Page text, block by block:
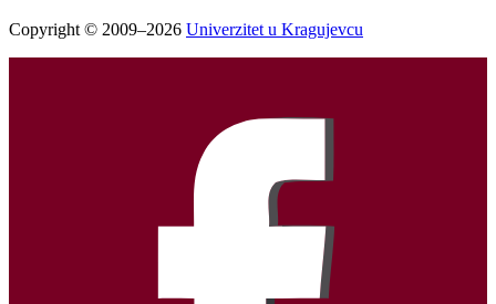
Copyright © 2009–2026 Univerzitet u Kragujevcu